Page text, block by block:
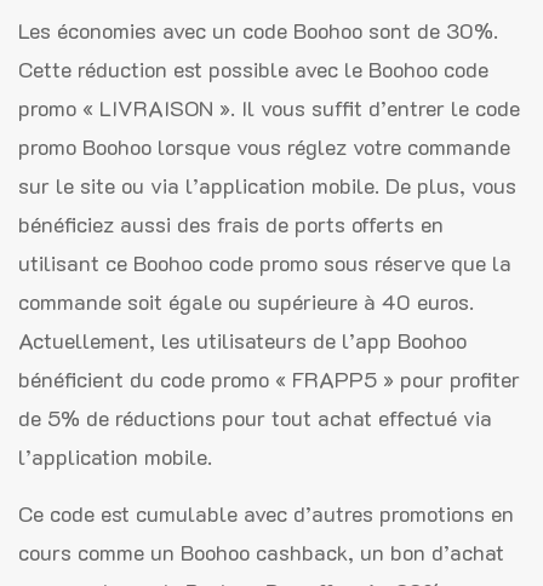
Les économies avec un code Boohoo sont de 30%.
Cette réduction est possible avec le Boohoo code
promo « LIVRAISON ». Il vous suffit d’entrer le code
promo Boohoo lorsque vous réglez votre commande
sur le site ou via l’application mobile. De plus, vous
bénéficiez aussi des frais de ports offerts en
utilisant ce Boohoo code promo sous réserve que la
commande soit égale ou supérieure à 40 euros.
Actuellement, les utilisateurs de l’app Boohoo
bénéficient du code promo « FRAPP5 » pour profiter
de 5% de réductions pour tout achat effectué via
l’application mobile.
Ce code est cumulable avec d’autres promotions en
cours comme un Boohoo cashback, un bon d’achat